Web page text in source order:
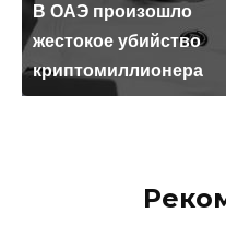
В ОАЭ произошло
жестокое убийство
криптомиллионера